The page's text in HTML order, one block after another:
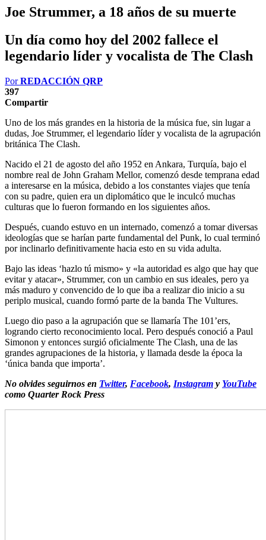
Joe Strummer, a 18 años de su muerte
Un día como hoy del 2002 fallece el
legendario líder y vocalista de The Clash
PorREDACCIÓN QRP
397
Compartir
Uno de los más grandes en la historia de la música fue, sin lugar a
dudas, Joe Strummer, el legendario líder y vocalista de la agrupación
británica The Clash.
Nacido el 21 de agosto del año 1952 en Ankara, Turquía, bajo el
nombre real de John Graham Mellor, comenzó desde temprana edad
a interesarse en la música, debido a los constantes viajes que tenía
con su padre, quien era un diplomático que le inculcó muchas
culturas que lo fueron formando en los siguientes años.
Después, cuando estuvo en un internado, comenzó a tomar diversas
ideologías que se harían parte fundamental del Punk, lo cual terminó
por inclinarlo definitivamente hacia esto en su vida adulta.
Bajo las ideas ‘hazlo tú mismo» y «la autoridad es algo que hay que
evitar y atacar», Strummer, con un cambio en sus ideales, pero ya
más maduro y convencido de lo que iba a realizar dio inicio a su
periplo musical, cuando formó parte de la banda The Vultures.
Luego dio paso a la agrupación que se llamaría The 101’ers,
logrando cierto reconocimiento local. Pero después conoció a Paul
Simonon y entonces surgió oficialmente The Clash, una de las
grandes agrupaciones de la historia, y llamada desde la época la
‘única banda que importa’.
No olvides seguirnos en Twitter, Facebook, Instagram y YouTube
como Quarter Rock Press